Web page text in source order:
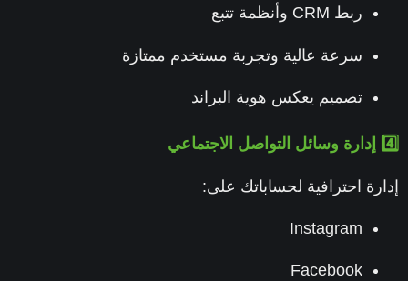
ربط CRM وأنظمة تتبع
سرعة عالية وتجربة مستخدم ممتازة
تصميم يعكس هوية البراند
احترافية لحساباتك على:
Instagram
Facebook